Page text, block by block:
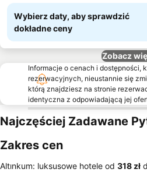
Wybierz daty, aby sprawdzić
dokładne ceny
Zobacz
Informacje o cenach i dostępności,
rezerwacyjnych, nieustannie się
którą znajdziesz na stronie
identyczna z odpowiadającą jej
Najczęściej Zadawane
Zakres cen
Altınkum: luksusowe hotele od ‎318 zł